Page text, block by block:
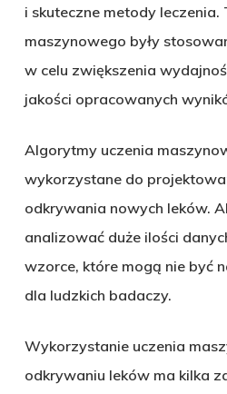
i skuteczne metody leczenia.
maszynowego były
w celu zwiększenia
jakości opracowanych
Algorytmy uczenia
wykorzystane do
odkrywania nowych leków.
analizować duże ilości
wzorce, które mogą nie być
dla ludzkich badaczy.
Wykorzystanie uczenia
odkrywaniu leków ma kilka